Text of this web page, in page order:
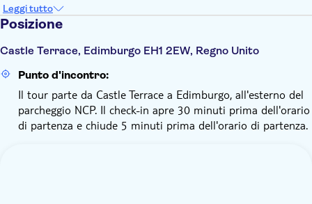
Leggi tutto
Posizione
Castle Terrace, Edimburgo EH1 2EW, Regno Unito
Punto d'incontro:
Il tour parte da Castle Terrace a Edimburgo, all'esterno del
parcheggio NCP. Il check-in apre 30 minuti prima dell'orario
di partenza e chiude 5 minuti prima dell'orario di partenza.